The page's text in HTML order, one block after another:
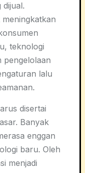
teknologi
pengelolaan
lalu
disertai
Banyak
enggan
baru. Oleh
menjadi